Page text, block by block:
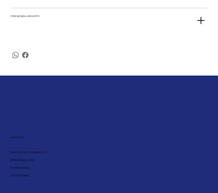
PRESENZA o REMOTO
CONTACTS
Piazza di Porta Castiglione, 14
40136, Bologna (BO)
info@leanbet.eu
+39 376 210 8166